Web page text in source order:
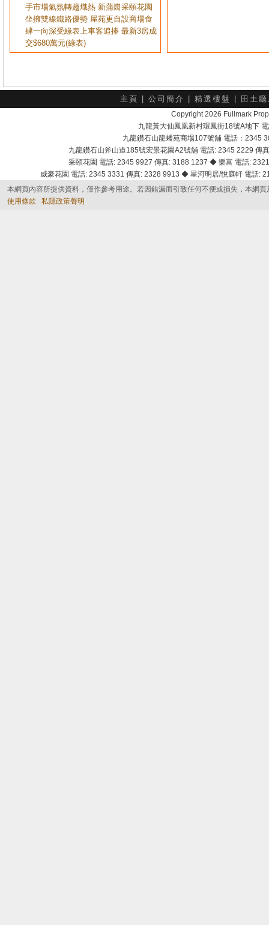
手市場氣氛轉趨熾熱 新蒲崗采頤花園
坐擁雙線鐵路優勢 屋苑更自設商場食
肆一向深受綠表上車客追捧 最新3房成
交$680萬元(綠表)
主頁 公司簡介 精選樓盤 田土
Copyright 2026 Fullmark
九龍黃大仙鳳凰新村環鳳街18號A地下
九龍鑽石山龍蟠苑商場107號舖 電話：2345
九龍鑽石山斧山道185號宏景花園A2號舖 電話: 2345 2229
采頣花園 電話: 2345 9927 傳真: 3188 1237 ◆ 樂富 電話:
威豪花園 電話: 2345 3331 傳真: 2328 9913 ◆ 星河明居/悅庭軒 電話
本網頁內容所提供資料，僅作參考用途。若因錯漏而引致任何不便或損失，本網
使用條款
私隱政策聲明